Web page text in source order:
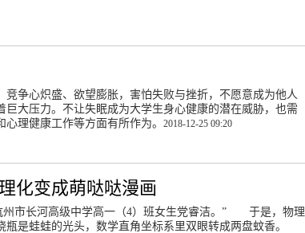
争心炽盛、欲望膨胀，害怕失败与挫折，不愿意成为他人
大压力。不让失眠成为大学生身心健康的潜在威胁，也需
理健康工作等方面有所作为。 2018-12-25 09:20
化变成萌哒哒漫画
州市长河高级中学高一（4）班女生党睿洁。” 于是，物理
是蛙蛙的光头，数学直角坐标系里双眼转成两盘蚊香。